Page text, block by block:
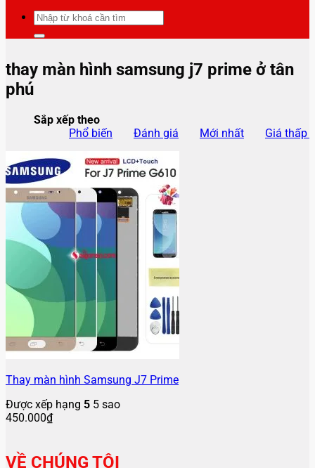
Tìm
kiếm:
thay màn hình samsung j7 prime ở tân
phú
Sắp xếp theo
Phổ biến
Đánh giá Mới nhất Giá thấp
Thay màn hình Samsung J7 Prime
Được xếp hạng 5 5 sao
450.000₫
VỀ CHÚNG TÔI